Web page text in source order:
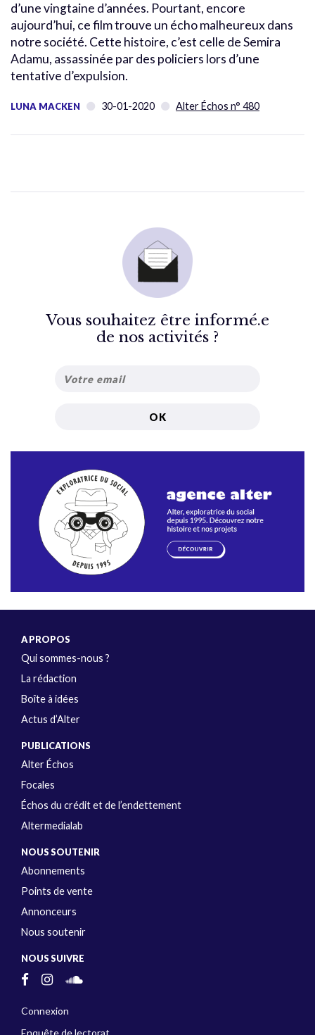
d’une vingtaine d’années. Pourtant, encore
aujourd’hui, ce film trouve un écho malheureux dans
notre société. Cette histoire, c’est celle de Semira
Adamu, assassinée par des policiers lors d’une
tentative d’expulsion.
LUNA MACKEN 30-01-2020 Alter Échos n° 480
Vous souhaitez être informé.e
de nos activités ?
A PROPOS
Qui sommes-nous ?
La rédaction
Boîte à idées
Actus d’Alter
PUBLICATIONS
Alter Échos
Focales
Échos du crédit et de l’endettement
Altermedialab
NOUS SOUTENIR
Abonnements
Points de vente
Annonceurs
Nous soutenir
NOUS SUIVRE
Connexion